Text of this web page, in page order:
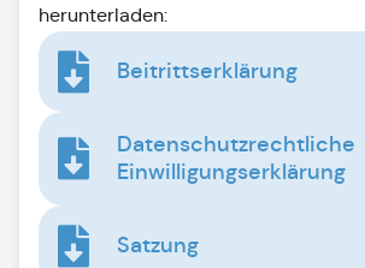
herunterladen:
Beitrittserklärung
Datenschutzrechtliche
Einwilligungserklärung
Satzung